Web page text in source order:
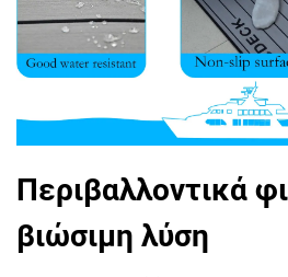
Περιβαλλοντικά
βιώσιμη λύση